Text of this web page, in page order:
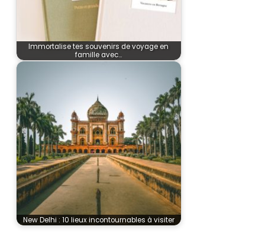
Immortalise tes souvenirs de voyage en
famille avec…
New Delhi : 10 lieux incontournables à visiter